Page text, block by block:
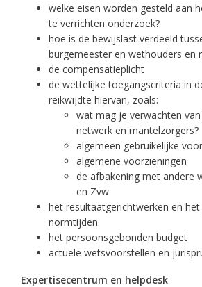
welke eisen worden gesteld aan
te verrichten onderzoek?
hoe is de bewijslast verdeeld
burgemeester en wethouders en
de compensatieplicht
de wettelijke toegangscriteria in
reikwijdte hiervan, zoals:
wat mag je verwachten
netwerk en mantelzorgers?
algemeen gebruikelijke
algemene voorzieningen
de afbakening met andere
en Zvw
het resultaatgerichtwerken en het
normtijden
het persoonsgebonden budget
actuele wetsvoorstellen en
Expertisecentrum en helpdesk